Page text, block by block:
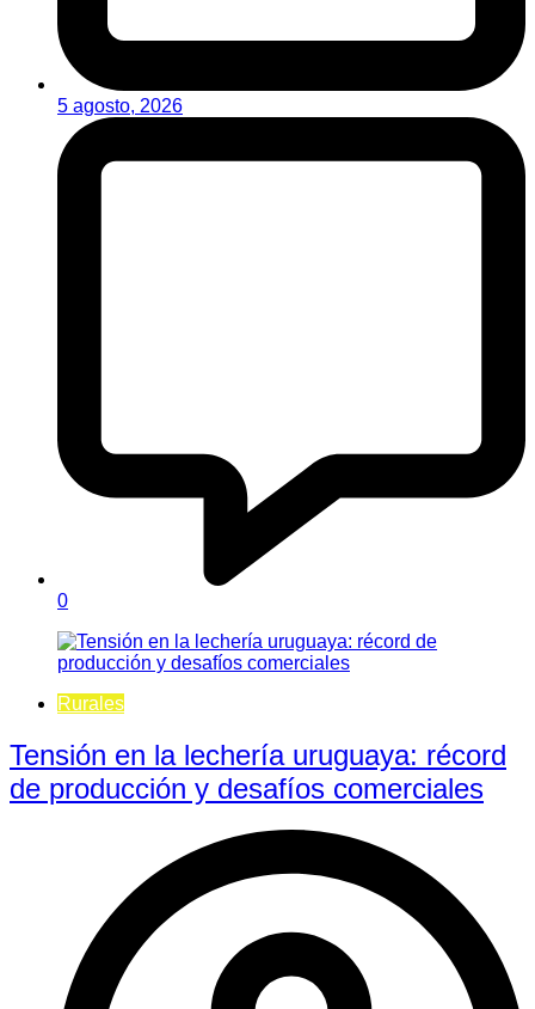
5 agosto, 2026
0
Rurales
Tensión en la lechería uruguaya: récord
de producción y desafíos comerciales